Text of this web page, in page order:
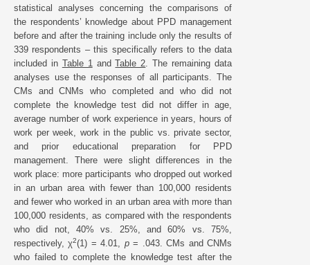
statistical analyses concerning the comparisons of
the respondents’ knowledge about PPD management
before and after the training include only the results of
339 respondents – this specifically refers to the data
included in Table 1 andTable 2 . The remaining data
analyses use the responses of all participants. The
CMs and CNMs who completed and who did not
complete the knowledge test did not differ in age,
average number of work experience in years, hours of
work per week, work in the public vs. private sector,
and prior educational preparation for PPD
management. There were slight differences in the
work place: more participants who dropped out worked
in an urban area with fewer than 100,000 residents
and fewer who worked in an urban area with more than
100,000 residents, as compared with the respondents
who did not, 40% vs. 25%, and 60% vs. 75%,
respectively, χ2(1) = 4.01, p= .043. CMs and CNMs
who failed to complete the knowledge test after the